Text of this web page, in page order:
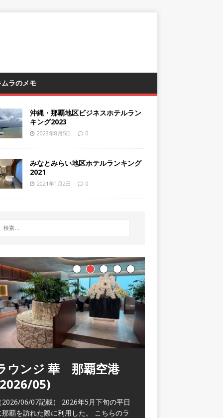
ラのメモ
沖縄・那覇地区ビジネスホテルラン
キング2023
2023年8月5日 0
みなとみらい地区ホテルランキング
2021
2021年1月2日 0
ウンジ 華 那覇空港
05)
（2026/06/07記載） 2026年5月下旬の平日
那覇を訪れた際に利用した。 こちらのラ